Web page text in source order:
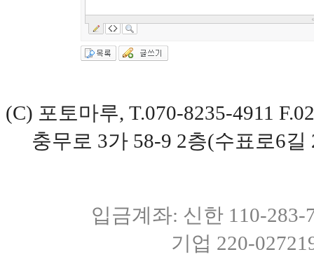
(C) 포토마루, T.070-8235-4911
충무로 3가 58-9 2층(수표로6
입금계좌: 신한 110-
기업 220-